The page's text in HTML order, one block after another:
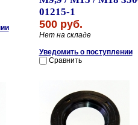
01215-1
500 руб.
Нет на складе
Уведомить о поступлении
Сравнить